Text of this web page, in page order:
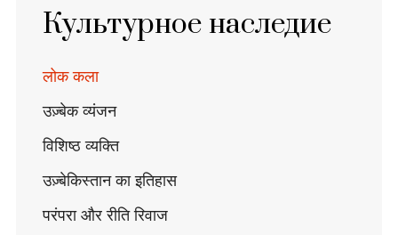
Культурное наследие
लोक कला
उज़्बेक व्यंजन
विशिष्ठ व्यक्ति
उज़्बेकिस्तान का इतिहास
परंपरा और रीति रिवाज